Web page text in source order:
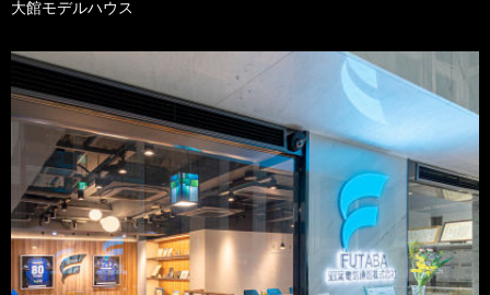
大館モデルハウス